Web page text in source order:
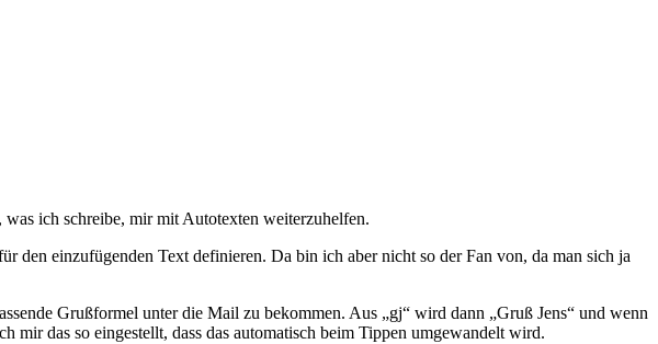
ich schreibe, mir mit Autotexten weiterzuhelfen.
den einzufügenden Text definieren. Da bin ich aber nicht so der Fan von, da man sich ja
Grußformel unter die Mail zu bekommen. Aus „gj“ wird dann „Gruß Jens“ und wenn
das so eingestellt, dass das automatisch beim Tippen umgewandelt wird.